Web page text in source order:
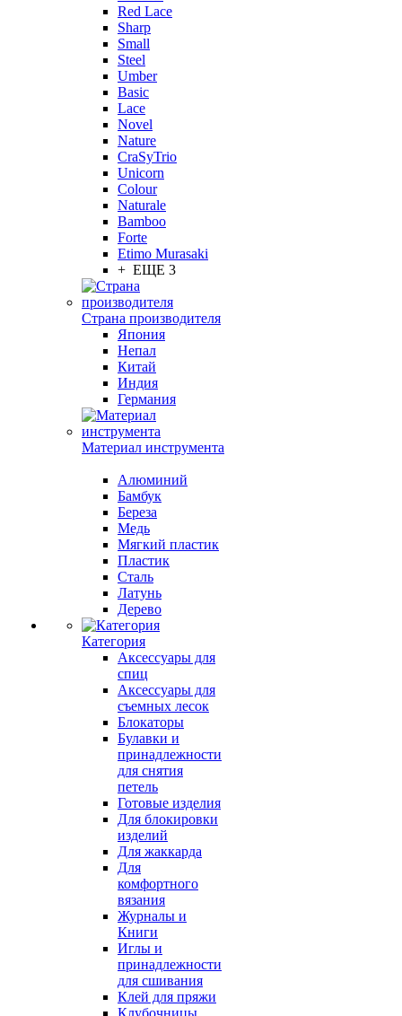
Red Lace
Sharp
Small
Steel
Umber
Basic
Lace
Novel
Nature
CraSyTrio
Unicorn
Colour
Naturale
Bamboo
Forte
Etimo Murasaki
+ ЕЩЕ 3
Страна производителя
Япония
Непал
Китай
Индия
Германия
Материал инструмента
Алюминий
Бамбук
Береза
Медь
Мягкий пластик
Пластик
Сталь
Латунь
Дерево
Категория
Аксессуары для
спиц
Аксессуары для
съемных лесок
Блокаторы
Булавки и
принадлежности
для снятия
петель
Готовые изделия
Для блокировки
изделий
Для жаккарда
Для
комфортного
вязания
Журналы и
Книги
Иглы и
принадлежности
для сшивания
Клей для пряжи
Клубочницы